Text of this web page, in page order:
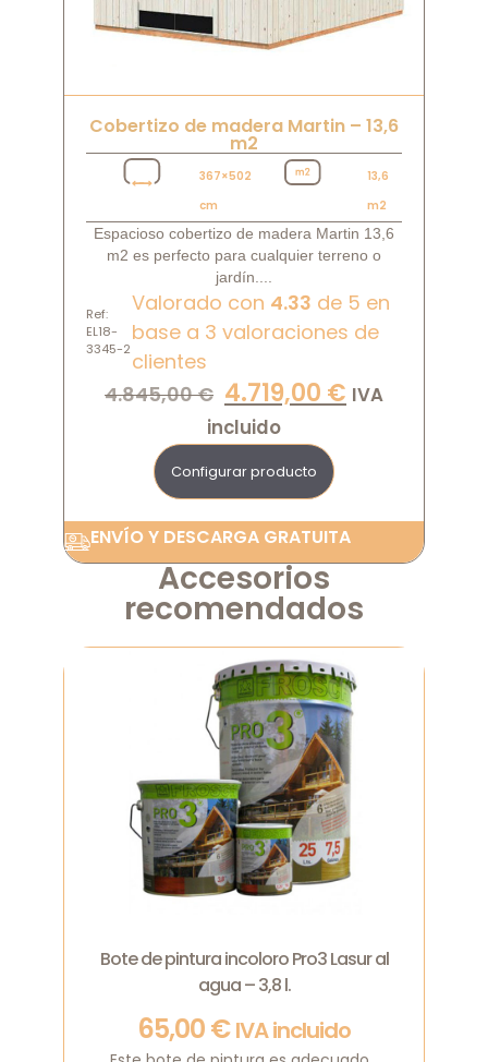
Cobertizo de madera Martin – 13,6
m2
367×502
cm
13,6
m2
Espacioso cobertizo de madera Martin 13,6
m2 es perfecto para cualquier terreno o
jardín....
Ref:
EL18-
3345-2
Valorado con 4.33 de 5 en
base a 3 valoraciones de
clientes
4.845,00€ 4.719,00 € IVA
incluido
Configurar producto
ENVÍO Y DESCARGA GRATUITA
Accesorios
recomendados
Bote de pintura incoloro Pro3 Lasur al
agua – 3,8 l.
65,00€ IVA incluido